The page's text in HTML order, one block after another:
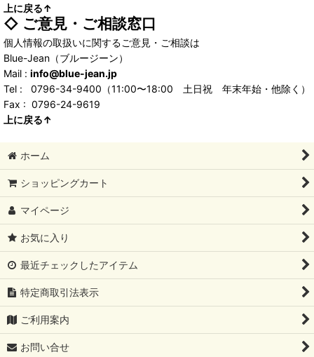
上に戻る↑
◇ ご意見・ご相談窓口
個人情報の取扱いに関するご意見・ご相談は
Blue-Jean（ブルージーン）
Mail : info@blue-jean.jp
Tel : 0796-34-9400（11:00〜18:00 土日祝 年末年始・他除く）
Fax : 0796-24-9619
上に戻る↑
ホーム
ショッピングカート
マイページ
お気に入り
最近チェックしたアイテム
特定商取引法表示
ご利用案内
お問い合せ